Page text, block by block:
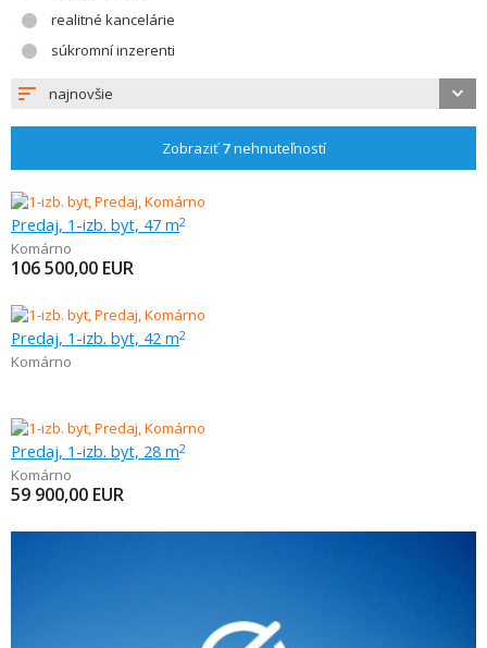
realitné kancelárie
súkromní inzerenti
najnovšie
Zobraziť7nehnuteľností
Predaj, 1-izb. byt, 47 m2
Komárno
106 500,00 EUR
Predaj, 1-izb. byt, 42 m2
Komárno
Predaj, 1-izb. byt, 28 m2
Komárno
59 900,00 EUR